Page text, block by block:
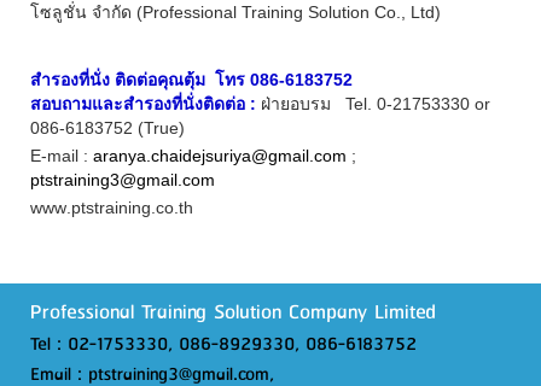
โซลูชั่น จำกัด (Professional Training Solution Co., Ltd)
สำรองที่นั่ง ติดต่อคุณตุ้ม โทร 086-6183752
สอบถามและสำรองที่นั่งติดต่อ : ฝ่ายอบรม Tel 0-21753330 or
086-6183752 (True)
E-mail : aranya chaidejsuriya@gmail com ;
ptstraining3@gmail com
www ptstraining .co th
Professional Training Solution Company Limited
Tel : 02-1753330, 086-8929330, 086-6183752
Email : ptstraining3@gmail.com,